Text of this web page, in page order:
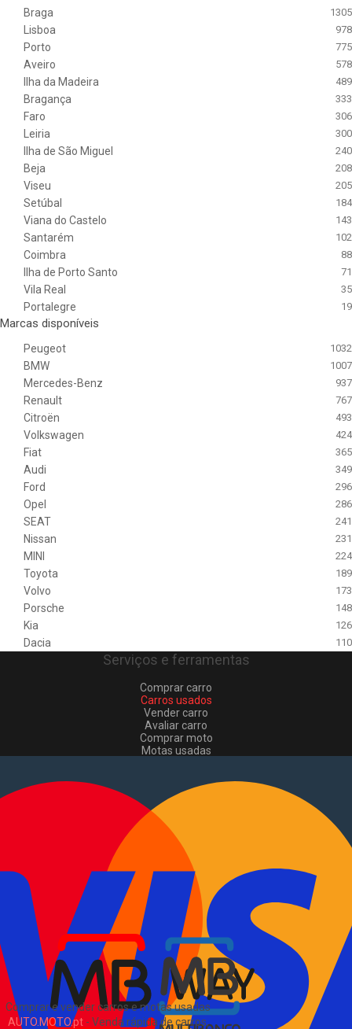
Braga 1305
Lisboa 978
Porto 775
Aveiro 578
Ilha da Madeira 489
Bragança 333
Faro 306
Leiria 300
Ilha de São Miguel 240
Beja 208
Viseu 205
Setúbal 184
Viana do Castelo 143
Santarém 102
Coimbra 88
Ilha de Porto Santo 71
Vila Real 35
Portalegre 19
Marcas disponíveis
Peugeot 1032
BMW 1007
Mercedes-Benz 937
Renault 767
Citroën 493
Volkswagen 424
Fiat 365
Audi 349
Ford 296
Opel 286
SEAT 241
Nissan 231
MINI 224
Toyota 189
Volvo 173
Porsche 148
Kia 126
Dacia 110
Comprar e vender carros e motas usadas
AUTO.MOTO.pt- Venda rápida de carros,
Serviços e ferramentas
Comprar carro
Carros usados
Vender carro
Avaliar carro
Comprar moto
Motas usadas
Comerciais usados
Vender comerciais
Informações
Como comprar e vender
Pacotes de anúncios
Verificar VIN e matrícula
Sitemap
EN
Sobre Nós